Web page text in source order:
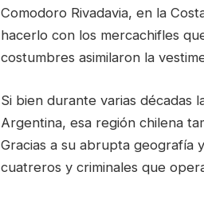
Comodoro Rivadavia, en la
hacerlo con los mercachifles
costumbres asimilaron la
Si bien durante varias décadas
Argentina, esa región chilena
Gracias a su abrupta geografía
cuatreros y criminales que